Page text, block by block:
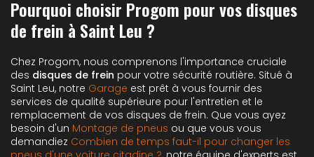
Pourquoi choisir Progom pour vos disques
de frein à Saint Leu ?
Chez Progom, nous comprenons l'importance cruciale
des disques de frein pour votre sécurité routière. Situé à
Saint Leu, notre Garage est prêt à vous fournir des
services de qualité supérieure pour l'entretien et le
remplacement de vos disques de frein. Que vous ayez
besoin d'un Montage de pneus ou que vous vous
demandiez Combien de temps faut-il pour changer les